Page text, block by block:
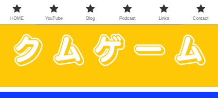
HOME YouTube Blog Podcast Links Contact